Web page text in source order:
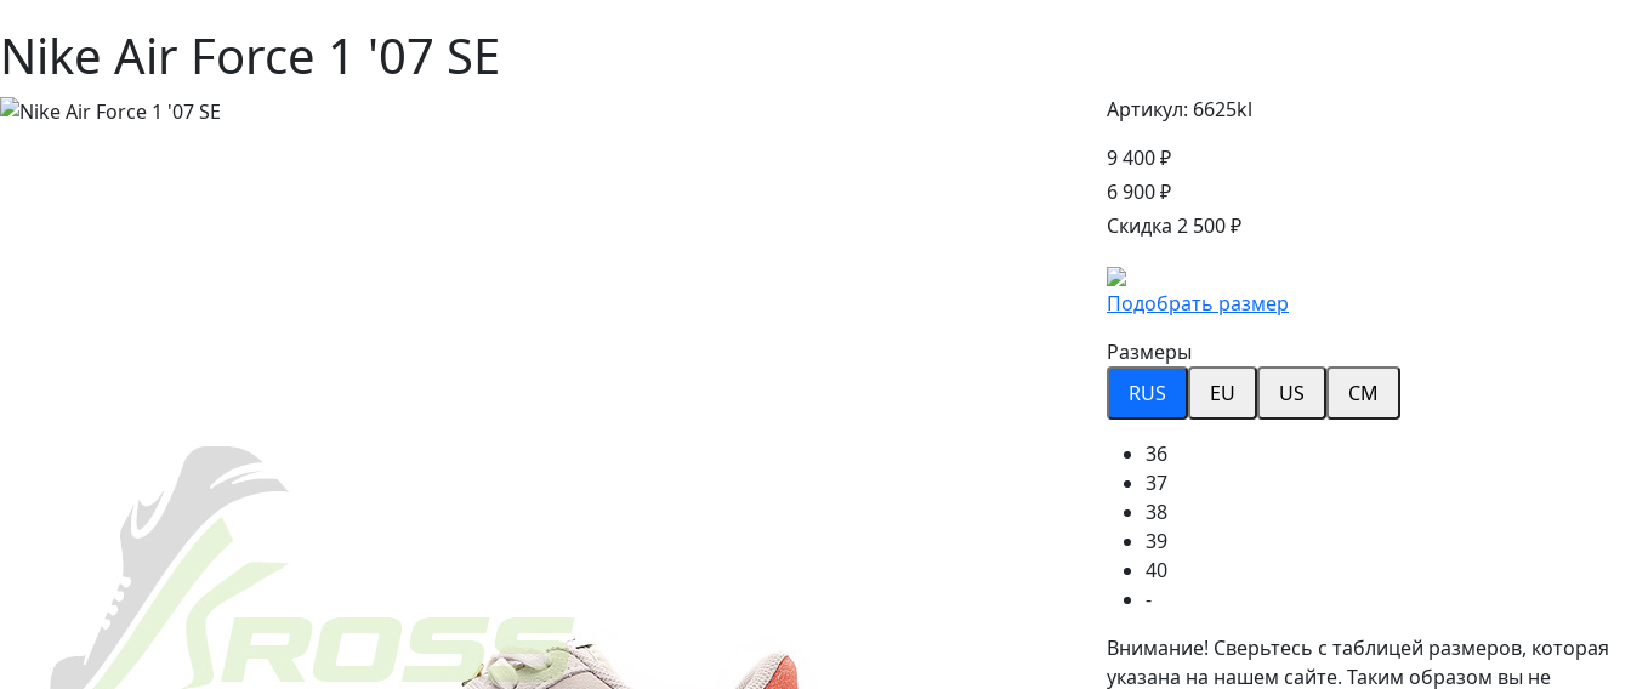
Nike Air Force 1 '07 SE
Артикул: 6625kl
9 400 ₽
6 900 ₽
Скидка 2 500 ₽
Подобрать размер
Размеры
RUS
EU US CM
36
37
38
39
40
-
Внимание! Сверьтесь с таблицей размеров, которая
указана на нашем сайте. Таким образом вы не